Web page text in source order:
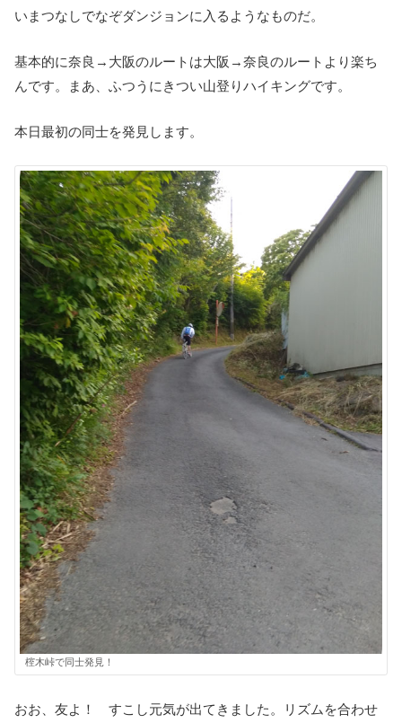
いまつなしでなぞダンジョンに入るようなものだ。
基本的に奈良→大阪のルートは大阪→奈良のルートより楽ち
んです。まあ、ふつうにきつい山登りハイキングです。
本日最初の同士を発見します。
榁木峠で同士発見！
おお、友よ！ すこし元気が出てきました。リズムを合わせ